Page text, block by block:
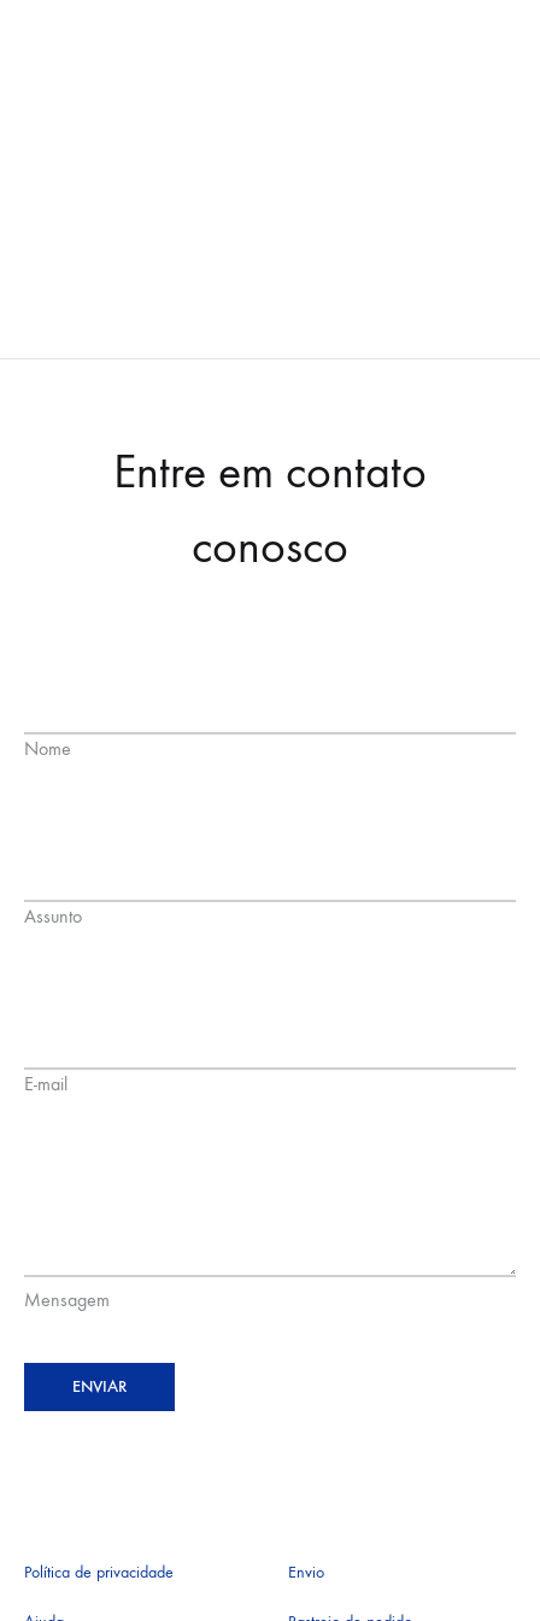
Entre em contato
conosco
Nome
Assunto
E-mail
Mensagem
ENVIAR
Política de privacidade Envio